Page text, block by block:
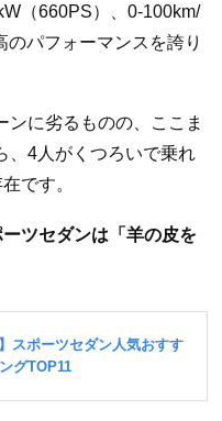
（660PS）、0-100km/
パフォーマンスを誇り
に劣るものの、ここま
、4人がくつろいで乗れ
です。
ツセダンは「羊の皮を